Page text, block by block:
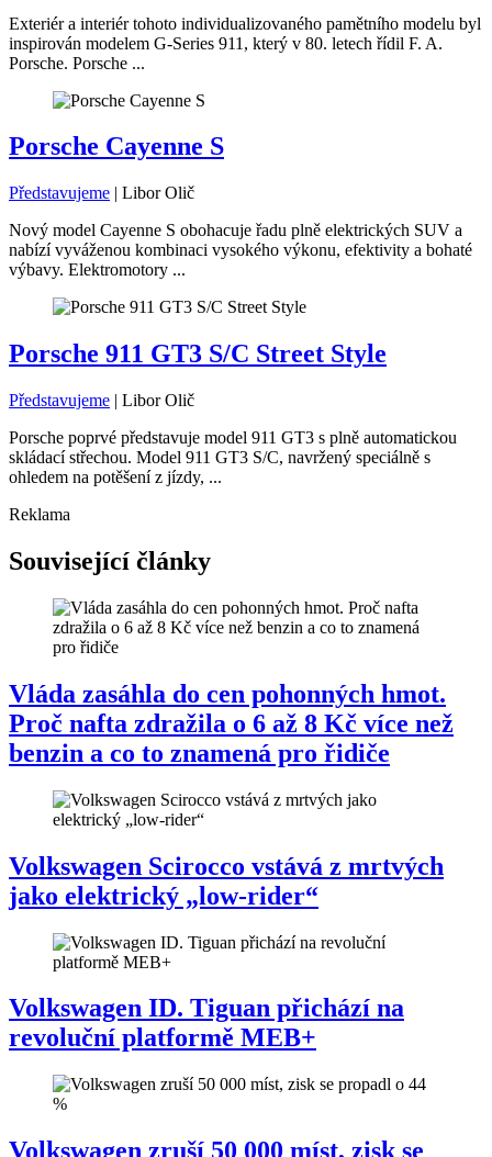
Exteriér a interiér tohoto individualizovaného pamětního modelu byl
inspirován modelem G-Series 911, který v 80. letech řídil F. A.
Porsche. Porsche ...
Porsche Cayenne S
Představujeme | Libor Olič
Nový model Cayenne S obohacuje řadu plně elektrických SUV a
nabízí vyváženou kombinaci vysokého výkonu, efektivity a bohaté
výbavy. Elektromotory ...
Porsche 911 GT3 S/C Street Style
Představujeme | Libor Olič
Porsche poprvé představuje model 911 GT3 s plně automatickou
skládací střechou. Model 911 GT3 S/C, navržený speciálně s
ohledem na potěšení z jízdy, ...
Reklama
Související články
Vláda zasáhla do cen pohonných hmot.
Proč nafta zdražila o 6 až 8 Kč více než
benzin a co to znamená pro řidiče
Volkswagen Scirocco vstává z mrtvých
jako elektrický „low-rider“
Volkswagen ID. Tiguan přichází na
revoluční platformě MEB+
Volkswagen zruší 50 000 míst, zisk se